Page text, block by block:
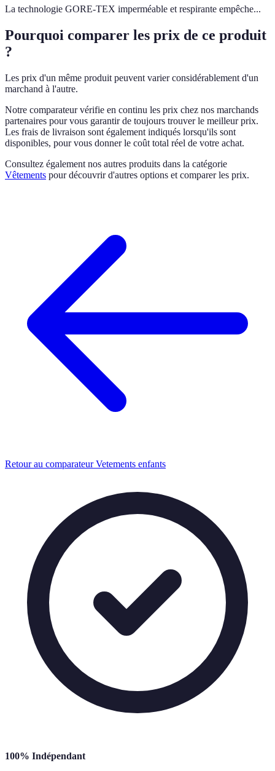
La technologie GORE-TEX imperméable et respirante empêche...
Pourquoi comparer les prix de ce produit
?
Les prix d'un même produit peuvent varier considérablement d'un
marchand à l'autre.
Notre comparateur vérifie en continu les prix chez nos marchands
partenaires pour vous garantir de toujours trouver le meilleur prix.
Les frais de livraison sont également indiqués lorsqu'ils sont
disponibles, pour vous donner le coût total réel de votre achat.
Consultez également nos autres produits dans la catégorie
Vêtements pour découvrir d'autres options et comparer les prix.
Retour au comparateur Vetements enfants
100% Indépendant